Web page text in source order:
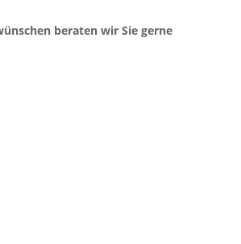
beraten wir Sie gerne